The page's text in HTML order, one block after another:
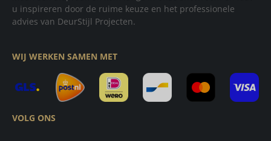
u inspireren door de ruime keuze en het professionele
advies van DeurStijl Projecten.
WIJ WERKEN SAMEN MET
VOLG ONS